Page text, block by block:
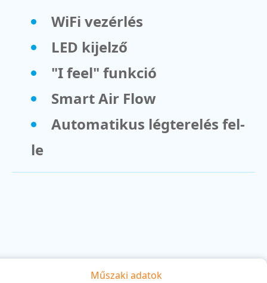
WiFi vezérlés
LED kijelző
"I feel" funkció
Smart Air Flow
Automatikus légterelés fel-
le
Műszaki adatok